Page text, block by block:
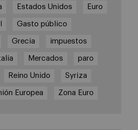
Estados Unidos Euro
Gasto público
Grecia impuestos
Mercados paro
Reino Unido Syriza
Europea Zona Euro